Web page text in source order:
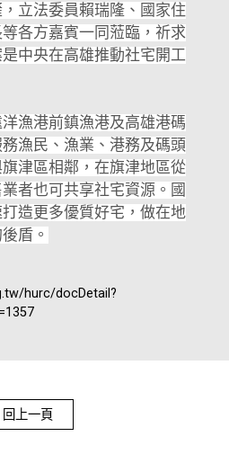
立法委員賴瑞隆、國家住
各方嘉賓一同蒞臨，祈求
中央在高雄推動社宅開工
漁港前鎮漁港及高雄港碼
漁民、漁業、港務及碼頭
津區相鄰，在旗津地區從
者也可共享社宅資源。國
造更多優質好宅，做在地
盾。
hurc/docDetail?
回上一頁